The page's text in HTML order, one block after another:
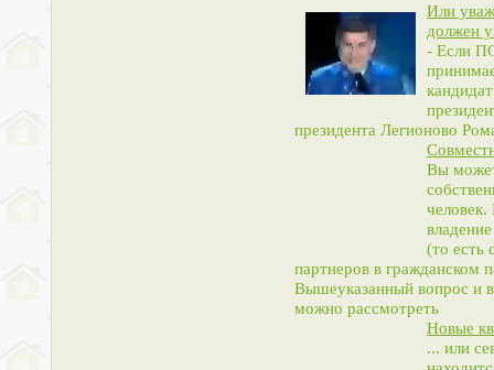
Или
должен
- Если
президента Легионово
Вы
человек.
(то есть
партнеров в гражданском
Вышеуказанный вопрос и
можно рассмотреть
Новые
... или